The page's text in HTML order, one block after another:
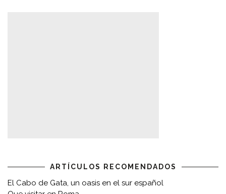
ARTÍCULOS RECOMENDADOS
El Cabo de Gata, un oasis en el sur español